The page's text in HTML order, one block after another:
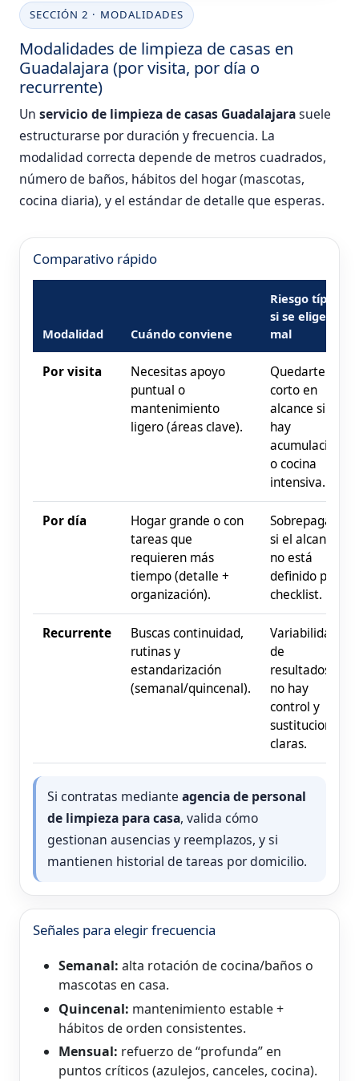
SECCIÓN 2 · MODALIDADES
Modalidades de limpieza de casas en
Guadalajara (por visita, por día o
recurrente)
Un servicio de limpieza de casas Guadalajarasuele
estructurarse por duración y frecuencia. La
modalidad correcta depende de metros cuadrados,
número de baños, hábitos del hogar (mascotas,
cocina diaria), y el estándar de detalle que esperas.
Comparativo rápido
Modalidad Cuándo conviene
Riesgo típico
si se elige
mal
Por visita
Necesitas apoyo
puntual o
mantenimiento
ligero (áreas clave).
Quedarte
corto en
alcance si
hay
acumulación
o cocina
intensiva.
Por día
Hogar grande o con
tareas que
requieren más
tiempo (detalle +
organización).
Sobrepagar
si el alcance
no está
definido por
checklist.
Recurrente
Buscas continuidad,
rutinas y
estandarización
(semanal/quincenal).
Variabilidad
de
resultados si
no hay
control y
sustituciones
claras.
Si contratas mediante agencia de personal
de limpieza para casa, valida cómo
gestionan ausencias y reemplazos, y si
mantienen historial de tareas por domicilio.
Señales para elegir frecuencia
Semanal: alta rotación de cocina/baños o
mascotas en casa.
Quincenal: mantenimiento estable +
hábitos de orden consistentes.
Mensual: refuerzo de “profunda” en
puntos críticos (azulejos, canceles, cocina).